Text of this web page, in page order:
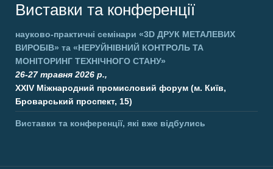
Виставки та конференції
науково-практичні семінари «3D ДРУК МЕТАЛЕВИХ
ВИРОБІВ» та «НЕРУЙНІВНИЙ КОНТРОЛЬ ТА
МОНІТОРИНГ ТЕХНІЧНОГО СТАНУ»
26-27 травня 2026 р.,
XXIV Міжнародний промисловий форум (м. Київ,
Броварський проспект, 15)
Виставки та конференції, які вже відбулись